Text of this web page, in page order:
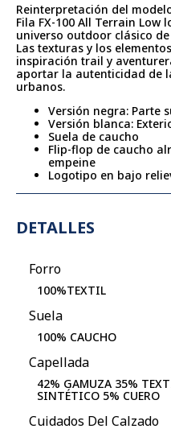
Reinterpretación del
Fila FX-100 All Terrain
universo outdoor clásico
Las texturas y los
inspiración trail y
aportar la autenticidad de
urbanos.
Versión negra: Parte
Versión blanca:
Suela de caucho
Flip-flop de caucho
empeine
Logotipo en bajo
DETALLES
Forro
100%TEXTIL
Suela
100% CAUCHO
Capellada
42% GAMUZA 35%
SINTÉTICO 5% CUERO
Cuidados Del Calzado